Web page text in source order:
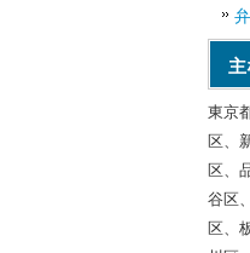
東京
区、
区、
谷区
区、